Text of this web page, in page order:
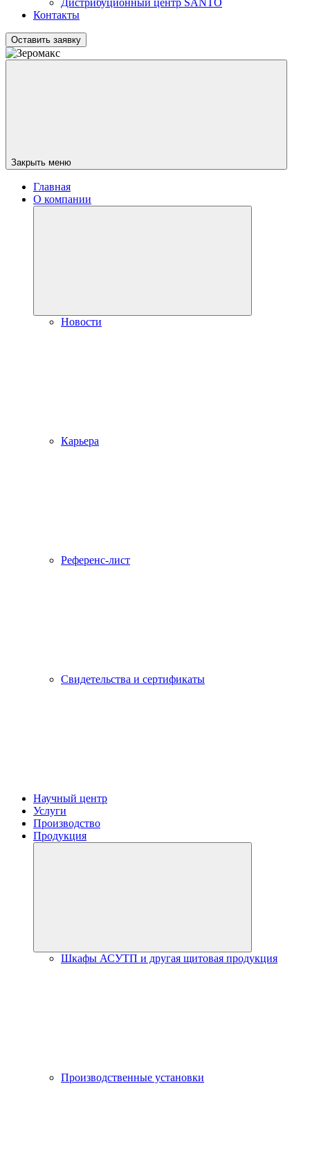
Дистрибуционный центр SANTO
Контакты
Оставить заявку
Закрыть меню
Главная
О компании
Новости
Карьера
Референс-лист
Свидетельства и сертификаты
Научный центр
Услуги
Производство
Продукция
Шкафы АСУТП и другая щитовая продукция
Производственные установки